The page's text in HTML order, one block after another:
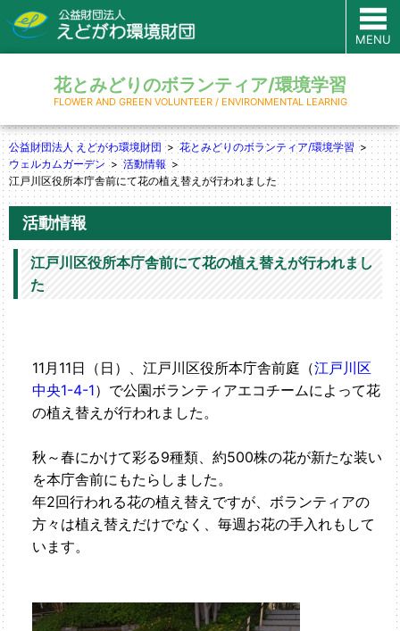
MENU
花とみどりのボランティア/環境学習
FLOWER AND GREEN VOLUNTEER / ENVIRONMENTAL LEARNIG
公益財団法人 えどがわ環境財団
花とみどりのボランティア/環境学習
ウェルカムガーデン
活動情報
江戸川区役所本庁舎前にて花の植え替えが行われました
活動情報
江戸川区役所本庁舎前にて花の植え替えが行われまし
た
11月11日（日）、江戸川区役所本庁舎前庭（江戸川区
中央1-4-1）で公園ボランティアエコチームによって花
の植え替えが行われました。
秋～春にかけて彩る9種類、約500株の花が新たな装い
を本庁舎前にもたらしました。
年2回行われる花の植え替えですが、ボランティアの
方々は植え替えだけでなく、毎週お花の手入れもして
います。